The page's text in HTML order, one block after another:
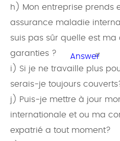
h) Mon entreprise prends
assurance maladie
suis pas sûr quelle est ma
garanties ?
Answer
i) Si je ne travaille plus
serais-je toujours
j) Puis-je mettre à jour
internationale et ou ma
expatrié a tout moment?